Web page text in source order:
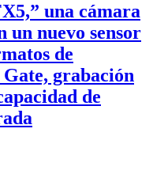
una cámara
un nuevo sensor
de
grabación
de